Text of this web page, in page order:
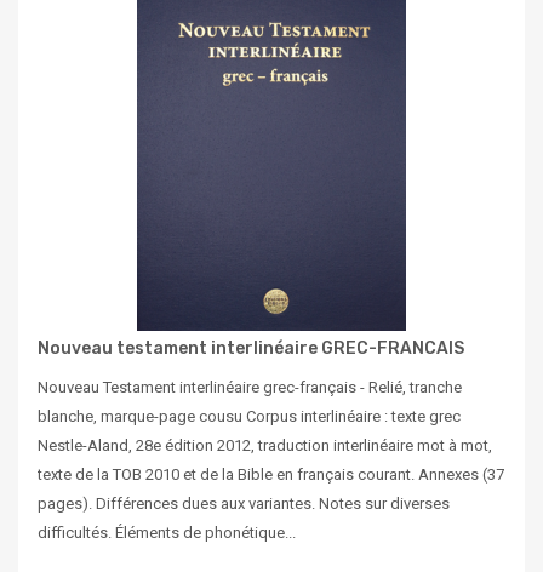
Nouveau testament interlinéaire GREC-FRANCAIS
Nouveau Testament interlinéaire grec-français - Relié, tranche
blanche, marque-page cousu Corpus interlinéaire : texte grec
Nestle-Aland, 28e édition 2012, traduction interlinéaire mot à mot,
texte de la TOB 2010 et de la Bible en français courant. Annexes (37
pages). Différences dues aux variantes. Notes sur diverses
difficultés. Éléments de phonétique...